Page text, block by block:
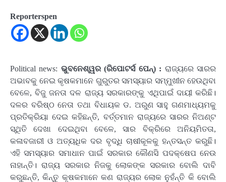
Reporterspen
Political news: ଭୁବନେଶ୍ୱର (ରିପୋଟର୍ସ ପେନ୍‌) : ରାଜ୍ୟରେ ସାରର
ଅଭାବକୁ ନେଇ କୃଷକମାନେ ଗୁରୁତର ସମସ୍ୟାର ସମ୍ମୁଖୀନ ହେଉଥିବା
ବେଳେ, ବିଜୁ ଜନତା ଦଳ ରାଜ୍ୟ ସରକାରଙ୍କୁ ଏଥିପାଇଁ ଦାୟୀ କରିଛି।
ଦଳର ବରିଷ୍ଠ ନେତା ତଥା ବିଧାୟକ ଡ. ଅରୁଣ ସାହୁ ଗଣମାଧ୍ୟମକୁ
ପ୍ରତିକ୍ରିୟା ଦେଇ କହିଛନ୍ତି, ବର୍ତ୍ତମାନ ରାଜ୍ୟରେ ସାରର ନିଅଣ୍ଟ
ସ୍ଥିତି ଦେଖା ଦେଇଥିବା ବେଳେ, ସାର ବିକ୍ରିରେ ଅନିୟମିତତା,
କଳାବଜାରୀ ଓ ଅତ୍ୟଧିକ ଦର ବୃଦ୍ଧି ଚାଷୀକୂଳକୁ ହନ୍ତସନ୍ତ କରୁଛି।
ଏହି ସମସ୍ୟାର ସମାଧାନ ପାଇଁ ସରକାର କୌଣସି ପଦକ୍ଷେପ ନେଉ
ନାହାନ୍ତି। ରାଜ୍ୟ ସରକାର ନିଜକୁ ଲୋକଙ୍କ ସରକାର ବୋଲି ଦାବି
କରୁଛନ୍ତି, କିନ୍ତୁ କୃଷକମାନେ କଣ ରାଜ୍ୟର ଲୋକ ନୁହଁନ୍ତି କି ବୋଲି